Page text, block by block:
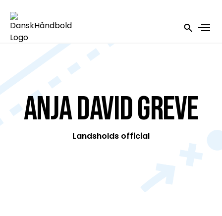
Anja David Greve
Landsholds official